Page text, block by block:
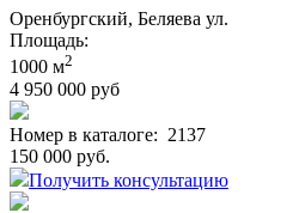
Оренбургский, Беляева ул.
Площадь:
1000 м2
4 950 000 руб
Номер в каталоге: 2137
150 000 руб.
Получить консультацию